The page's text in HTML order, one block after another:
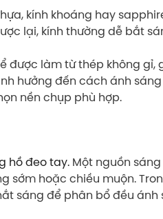
kính khoáng hay
lại, kính thường dễ bắt
được làm từ thép không gỉ,
hưởng đến cách ánh
nền chụp phù hợp.
hồ đeo tay. Một nguồn
sớm hoặc chiều muộn.
sáng để phân bổ đều ánh